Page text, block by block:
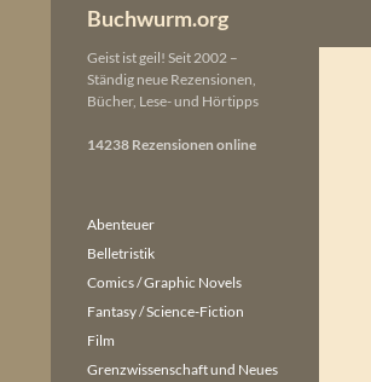
Buchwurm.org
Geist ist geil! Seit 2002 –
Ständig neue Rezensionen,
Bücher, Lese- und Hörtipps
14238 Rezensionen online
Abenteuer
Belletristik
Comics / Graphic Novels
Fantasy / Science-Fiction
Film
Grenzwissenschaft und Neues